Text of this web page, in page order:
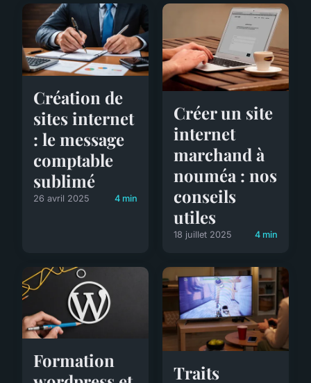
Création de
sites internet
: le message
comptable
sublimé
26 avril 2025 4 min
Créer un site
internet
marchand à
nouméa : nos
conseils
utiles
18 juillet 2025 4 min
Formation
Traits